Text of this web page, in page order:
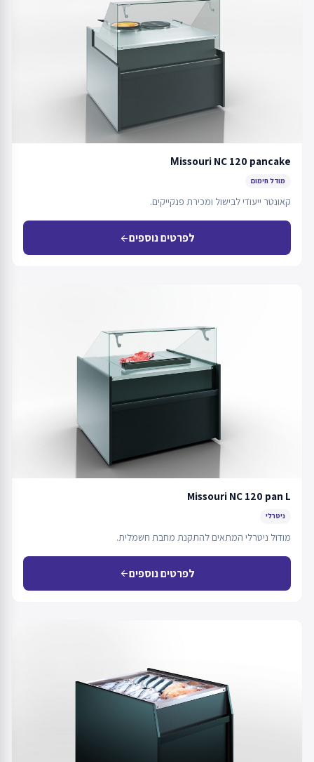
Мissouri NC 120 pancake
מודל חימום
קאונטר ייעודי לבישול ומכירת פנקייקים.
לפרטים נוספיםarrow_back
Missouri NC 120 pan L
ניטרלי
מודול ניטרלי המתאים להתקנת מחבת חשמלית.
לפרטים נוספיםarrow_back